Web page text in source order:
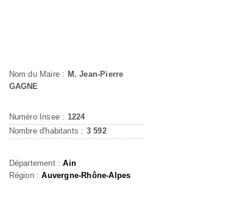
Nom du Maire : M. Jean-Pierre
GAGNE
Numéro Insee : 1224
Nombre d'habitants : 3 592
Département :Ain
Région :Auvergne-Rhône-Alpes